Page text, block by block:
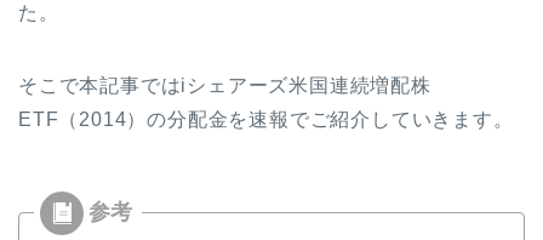
た。
そこで本記事ではiシェアーズ米国連続増配株
ETF（2014）の分配金を速報でご紹介していきます。